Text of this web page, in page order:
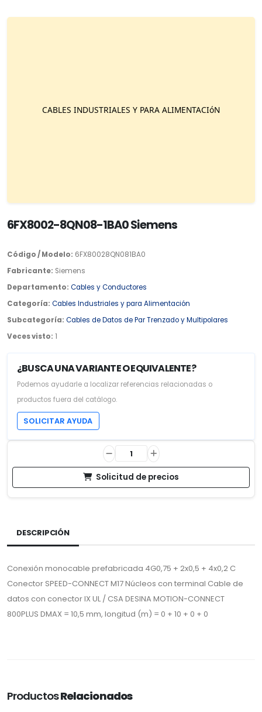
6FX8002-8QN08-1BA0 Siemens
Código / Modelo: 6FX80028QN081BA0
Fabricante: Siemens
Departamento: Cables y Conductores
Categoría: Cables Industriales y para Alimentación
Subcategoría: Cables de Datos de Par Trenzado y Multipolares
Veces visto: 1
¿BUSCA UNA VARIANTE O EQUIVALENTE?
Podemos ayudarle a localizar referencias relacionadas o
productos fuera del catálogo.
SOLICITAR AYUDA
Solicitud de precios
DESCRIPCIÓN
Conexión monocable prefabricada 4G0,75 + 2x0,5 + 4x0,2 C
Conector SPEED-CONNECT M17 Núcleos con terminal Cable de
datos con conector IX UL / CSA DESINA MOTION-CONNECT
800PLUS DMAX = 10,5 mm, longitud (m) = 0 + 10 + 0 + 0
ProductosRelacionados